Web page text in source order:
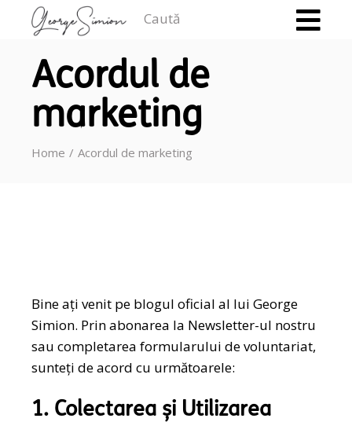
Acordul de
marketing
Home Acordul de marketing
Bine ați venit pe blogul oficial al lui George
Simion. Prin abonarea la Newsletter-ul nostru
sau completarea formularului de voluntariat,
sunteți de acord cu următoarele:
1. Colectarea și Utilizarea